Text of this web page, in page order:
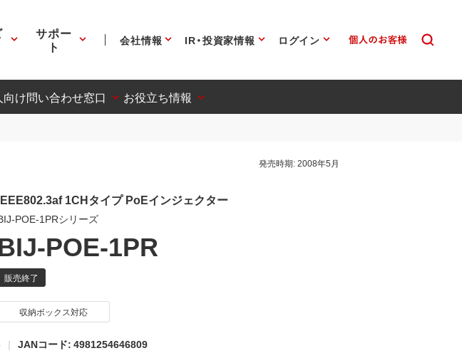
サポー
ト 会社情報 IR・投資家情報 ログイン
向け問い合わせ窓口 お役立ち情報
発売時期:2008年5月
1CHタイプ PoEインジェクター
POE-1PRシリーズ
POE-1PR
収納ボックス対応
JANコード: 4981254646809